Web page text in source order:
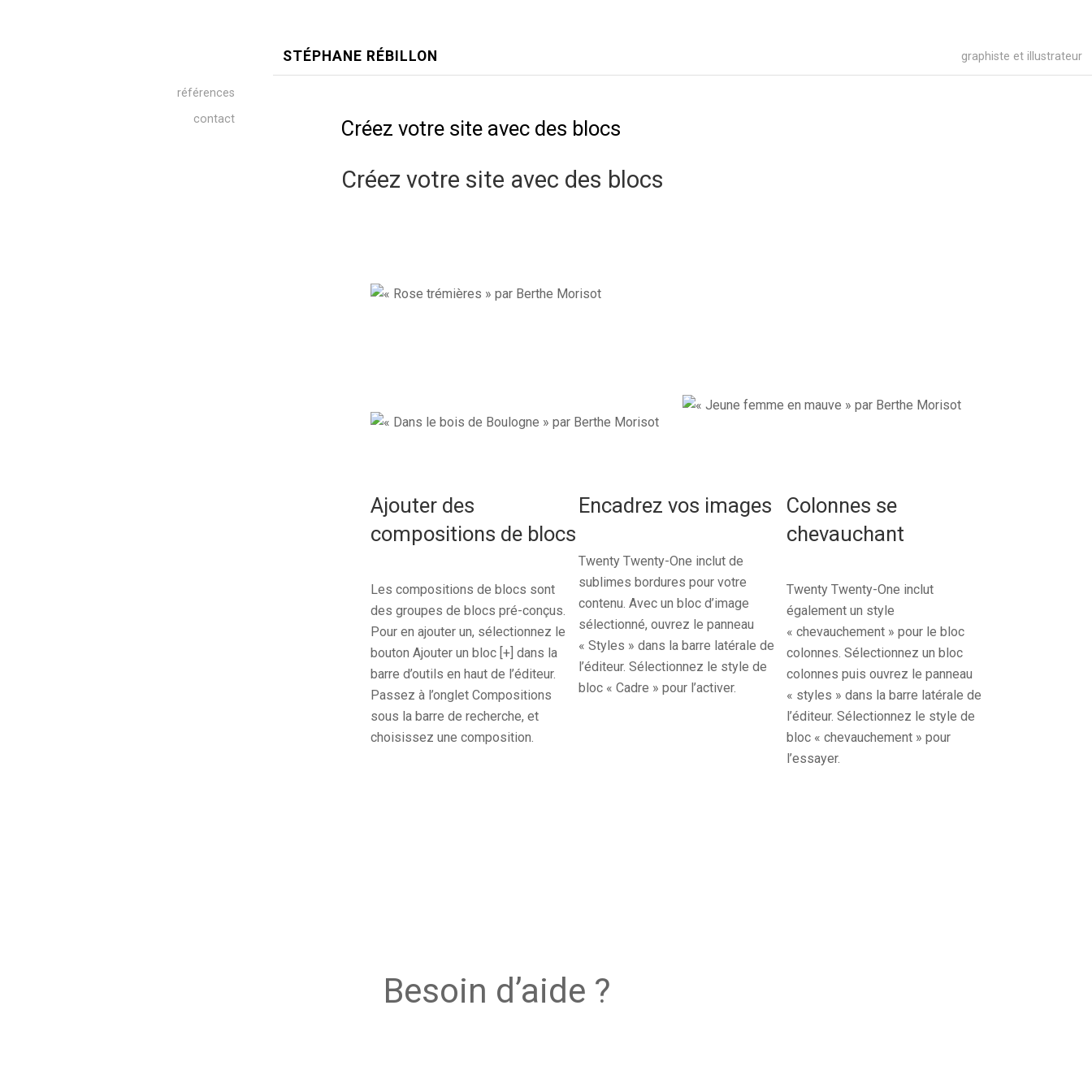
références
contact
STÉPHANE RÉBILLON graphiste et illustrateur
Créez votre site avec des blocs
Créez votre site avec des blocs
Ajouter des
compositions de blocs
Les compositions de blocs sont
des groupes de blocs pré-conçus.
Pour en ajouter un, sélectionnez le
bouton Ajouter un bloc [+] dans la
barre d’outils en haut de l’éditeur.
Passez à l’onglet Compositions
sous la barre de recherche, et
choisissez une composition.
Encadrez vos images
Twenty Twenty-One inclut de
sublimes bordures pour votre
contenu. Avec un bloc d’image
sélectionné, ouvrez le panneau
« Styles » dans la barre latérale de
l’éditeur. Sélectionnez le style de
bloc « Cadre » pour l’activer.
Colonnes se
chevauchant
Twenty Twenty-One inclut
également un style
« chevauchement » pour le bloc
colonnes. Sélectionnez un bloc
colonnes puis ouvrez le panneau
« styles » dans la barre latérale de
l’éditeur. Sélectionnez le style de
bloc « chevauchement » pour
l’essayer.
Besoin d’aide ?